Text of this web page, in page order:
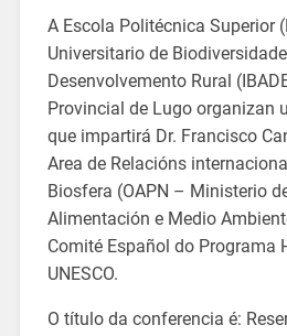
A Escola Politécnica Superior
Universitario de
Desenvolvemento Rural
Provincial de Lugo organizan
que impartirá Dr. Francisco
Area de Relacións
Biosfera (OAPN – Ministerio
Alimentación e Medio
Comité Español do Programa
UNESCO.
O título da conferencia é: